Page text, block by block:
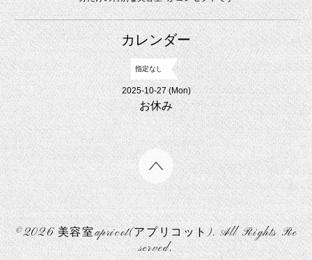
カレンダー
指定なし
2025-10-27 (Mon)
お休み
©2026美容室apricot(アプリコット). All Rights Re
served.